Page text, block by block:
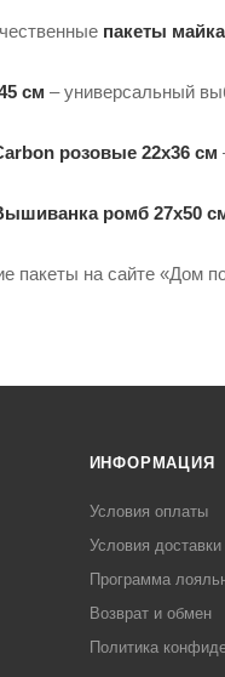
пакеты
см – универсальный
розовые 22х36 см
ромб 27х50
пакеты на сайте «Дом
ИНФОРМАЦИЯ
Условия оплаты
Условия доставки
Программа
Возврат и обмен
Политика